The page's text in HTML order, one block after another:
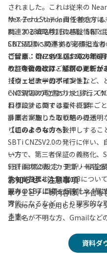
されました。これは従来の
Net-Zero Standard を統合する
れ、2028年2月1日以降、SBTi
CNZSV2.0への準拠が必須とな
改訂の背景には、サプライチェ
技術・地政学的不確実性など
への現場の声がありました。
わりにするのではなく、5年ご
計画、実施した取り組みの透明
り組みそのものを後押しするこ
一方で、第三者保証の義務化
行計画の公表（カテゴリーA企
件もあります。Scope 3につい
要カテゴリに絞った設計や、
可能になるなど、より現実的
ます。
本ウェビナーでは、ゼロボー
をもとに整理した CNZSV2.0の
サステナビリティ責任者の方
関連する戦略検討の基盤情報
SBTi目標に関連する実務担当
行計画、第三者保証や電力関
の整理に向けてご活用いただけ
ご留意：CNZSV2.0は2026年6
り、今後の改訂・解釈の更新が
【ウェビナーのポイント】
CNZSV2.0の位置づけと移行ス
目標設計に関する要件概要
事業者が取りうる戦略の提示
【このような方へ】
SBTi CNZSV2.0の発行に伴い
い方
SBTi目標の設定・更新・報告
きかを整理したい方
既存のSBTi目標を保有し、特
方
お知らせ・注意事項
本ウェビナーの内容は、予告
「Zoom」を使用したオンライ
企業名が不明な方、Gmailなど
当社と競合・同業にあたる企
をさせていただきます。
資料ダ